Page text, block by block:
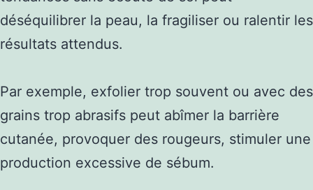
déséquilibrer la peau, la fragiliser ou ralentir les
résultats attendus.
Par exemple, exfolier trop souvent ou avec des
grains trop abrasifs peut abîmer la barrière
cutanée, provoquer des rougeurs, stimuler une
production excessive de sébum.